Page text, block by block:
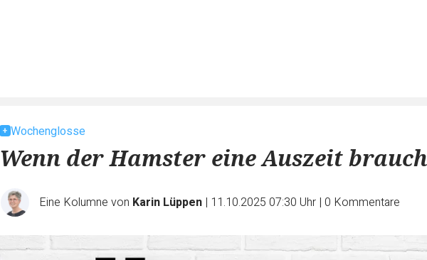
Wochenglosse
Wenn der Hamster eine Auszeit
Eine Kolumne von Karin Lüppen | 11.10.2025 07:30 Uhr | 0 Kommentare